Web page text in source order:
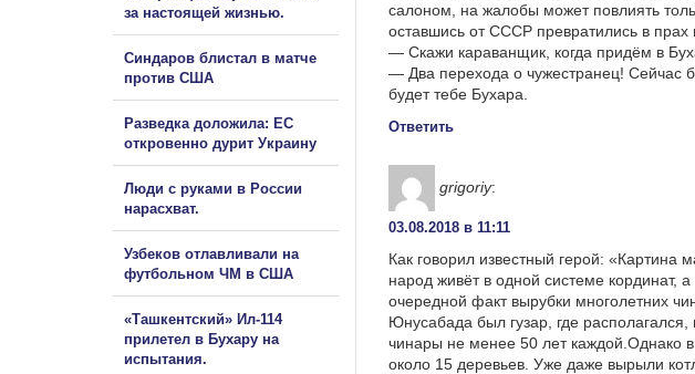
салоном, на жалобы может повлиять
оставшись от СССР превратились в
— Скажи караванщик, когда придём в
— Два перехода о чужестранец! Сейчас
будет тебе Бухара.
Ответить
grigoriy:
03.08.2018 в 11:11
Как говорил известный герой: «Картина
народ живёт в одной системе кординат,
очередной факт вырубки многолетних
Юнусабада был гузар, где
чинары не менее 50 лет каждой.Однако
около 15 деревьев. Уже даже вырыли
за настоящей жизнью.
Синдаров блистал в матче
против США
Разведка доложила: ЕС
откровенно дурит Украину
Люди с руками в России
нарасхват.
Узбеков отлавливали на
футбольном ЧМ в США
«Ташкентский» Ил-114
прилетел в Бухару на
испытания.